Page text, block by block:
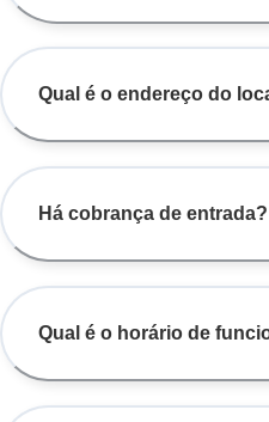
Qual é o endereço do
Há cobrança de entrada?
Qual é o horário de